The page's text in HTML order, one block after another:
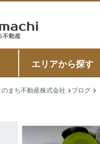
エリアから探す
まち不動産株式会社 ブログ